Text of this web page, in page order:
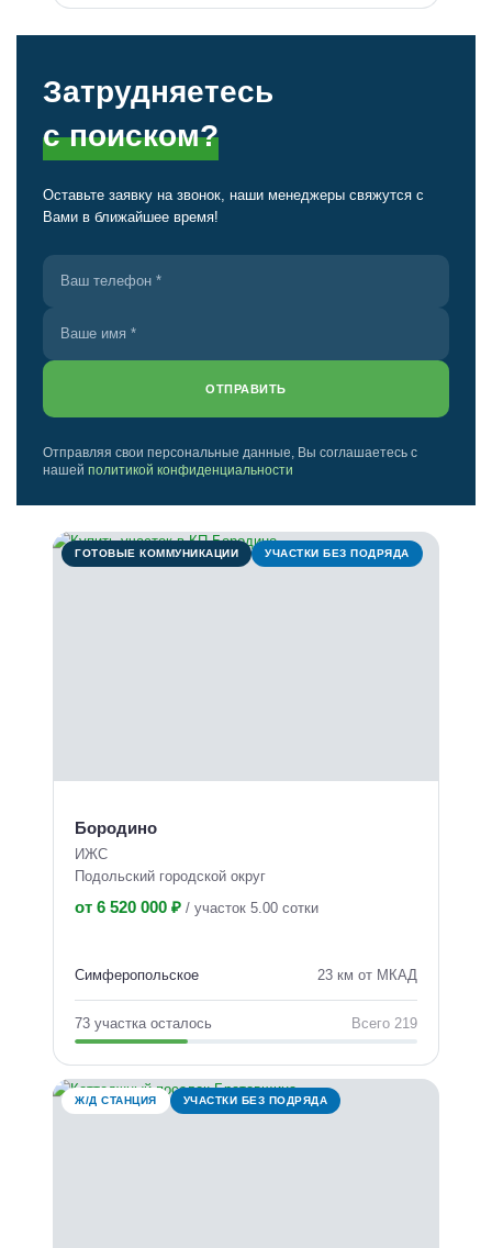
Затрудняетесь
с поиском?
Оставьте заявку на звонок, наши менеджеры свяжутся с
Вами в ближайшее время!
ОТПРАВИТЬ
Отправляя свои персональные данные, Вы соглашаетесь с
нашей политикой конфиденциальности
ГОТОВЫЕ КОММУНИКАЦИИ УЧАСТКИ БЕЗ ПОДРЯДА
Бородино
ИЖС
Подольский городской округ
от 6 520 000 ₽ / участок 5.00 сотки
Симферопольское 23 км от МКАД
73 участка осталось Всего 219
Ж/Д СТАНЦИЯ УЧАСТКИ БЕЗ ПОДРЯДА